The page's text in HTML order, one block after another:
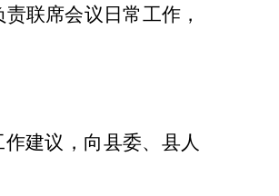
责联席会议日常工作，
作建议， 向县委、县人